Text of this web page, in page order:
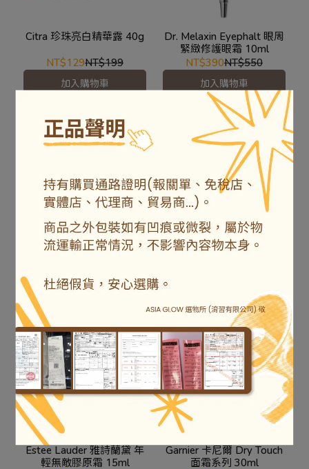
Citra 珍珠亮白精華露 40g
NT$129NT$199
加入購物車
Dr. Melaxin Eyephalt 眼周
緊緻修護眼霜 10ml
NT$390NT$550
加入購物車
Elizabeth Arden 伊麗莎白
雅頓 21天霜 75ml
已售完
Elizabeth Arden 伊麗莎白
雅頓 白茶香水護手霜 30ml
Estee Lauder 雅詩蘭黛 年
輕無敵膠原霜 15ml
Garnier 卡尼爾 Dry Touch
面霜系列 30ml